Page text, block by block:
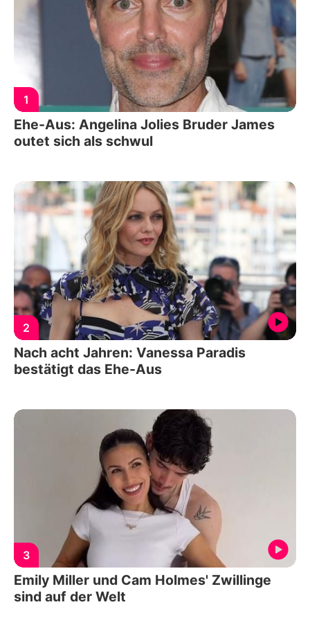
1
Ehe-Aus: Angelina Jolies Bruder James
outet sich als schwul
2
Nach acht Jahren: Vanessa Paradis
bestätigt das Ehe-Aus
3
Emily Miller und Cam Holmes' Zwillinge
sind auf der Welt